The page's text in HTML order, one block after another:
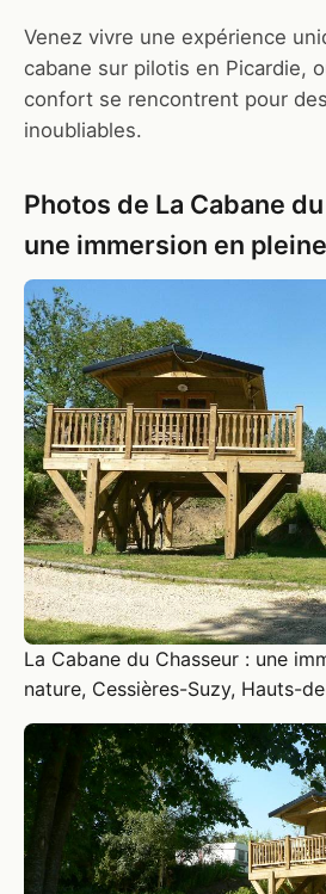
Venez vivre une expérience
cabane sur pilotis en Picardie,
confort se rencontrent pour
inoubliables.
Photos de La Cabane
une immersion en
La Cabane du Chasseur : une
nature, Cessières-Suzy, Hauts-